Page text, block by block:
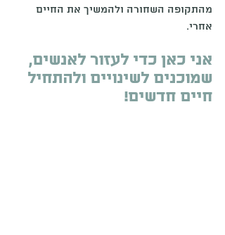
מהתקופה השחורה ולהמשיך את החיים
אחרי.
אני כאן כדי לעזור לאנשים,
שמוכנים לשינויים ולהתחיל
חיים חדשים!